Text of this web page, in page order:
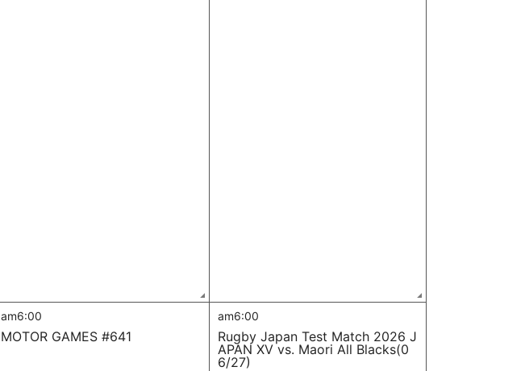
am6:00
MOTOR GAMES #641
am6:00
Rugby Japan Test Match 2026 J
APAN XV vs. Maori All Blacks(0
6/27)